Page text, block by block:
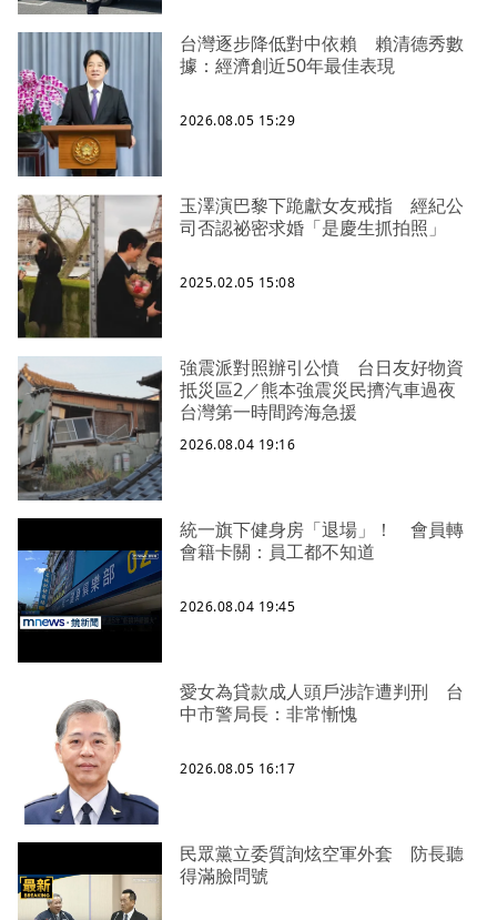
台灣逐步降低對中依賴 賴清德秀數
據：經濟創近50年最佳表現
2026.08.05 15:29
玉澤演巴黎下跪獻女友戒指 經紀公
司否認祕密求婚「是慶生抓拍照」
2025.02.05 15:08
強震派對照辦引公憤 台日友好物資
抵災區2／熊本強震災民擠汽車過夜
台灣第一時間跨海急援
2026.08.04 19:16
統一旗下健身房「退場」！ 會員轉
會籍卡關：員工都不知道
2026.08.04 19:45
愛女為貸款成人頭戶涉詐遭判刑 台
中市警局長：非常慚愧
2026.08.05 16:17
民眾黨立委質詢炫空軍外套 防長聽
得滿臉問號